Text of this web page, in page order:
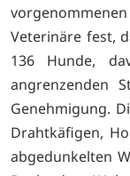
Veterinäre fest,
136 Hunde,
angrenzenden
Genehmigung.
Drahtkäfigen,
abgedunkelten